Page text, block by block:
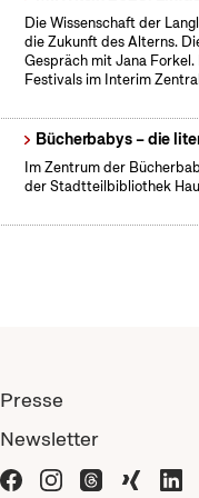
Die Wissenschaft der
die Zukunft des Alterns.
Gespräch mit Jana
Festivals im Interim
Bücherbabys – die
Im Zentrum der
der Stadtteilbibliothek
Presse
Newsletter